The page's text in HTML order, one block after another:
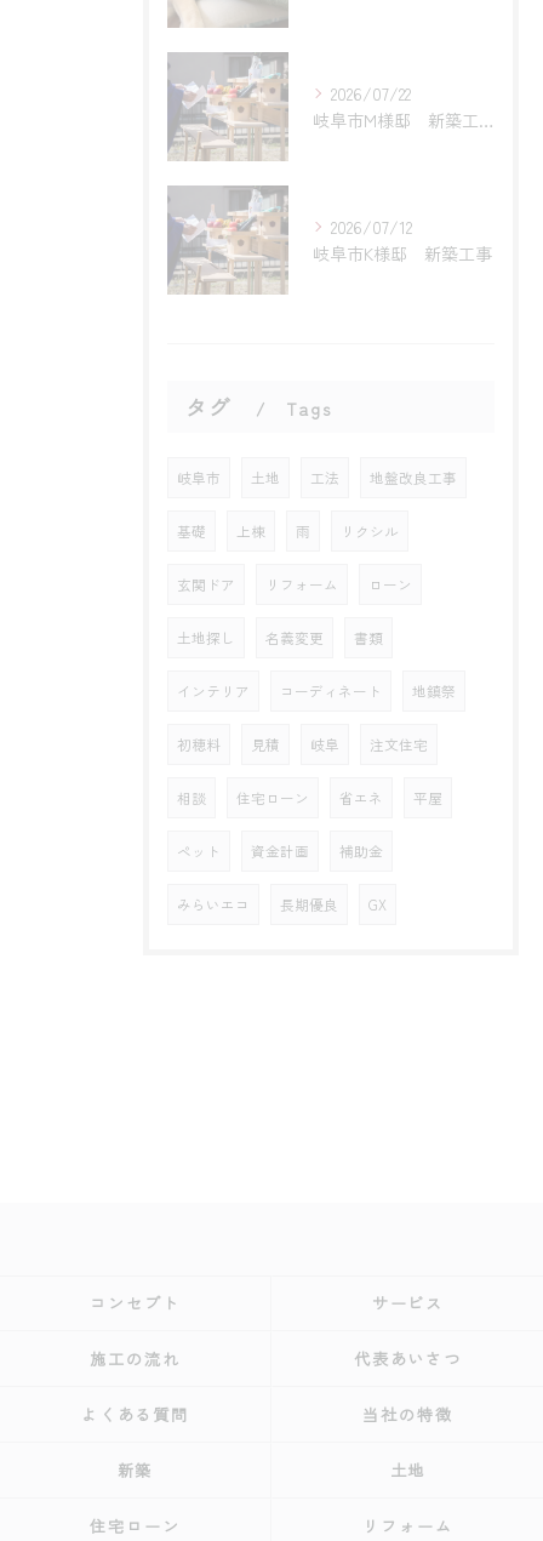
2026/07/22
岐阜市M様邸 新築工事
2026/07/12
岐阜市K様邸 新築工事
タグ Tags
岐阜市 土地 工法 地盤改良工事
基礎 上棟 雨 リクシル
玄関ドア リフォーム ローン
土地探し 名義変更 書類
インテリア コーディネート 地鎮祭
初穂料 見積 岐阜 注文住宅
相談 住宅ローン 省エネ 平屋
ペット 資金計画 補助金
みらいエコ 長期優良 GX
コンセプト サービス
施工の流れ 代表あいさつ
よくある質問 当社の特徴
新築 土地
住宅ローン リフォーム